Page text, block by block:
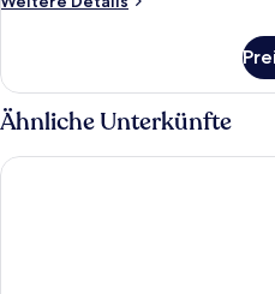
Ähnliche Unterkünfte
Hotel-Restaurant Seegarten-